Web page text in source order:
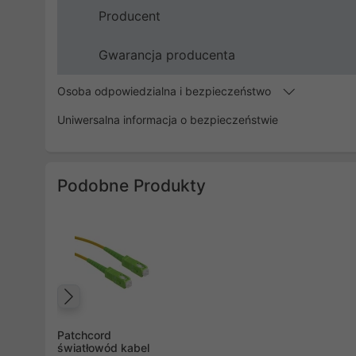
Producent
Gwarancja producenta
Osoba odpowiedzialna i bezpieczeństwo
Uniwersalna informacja o bezpieczeństwie
Podobne Produkty
Patchcord
światłowód kabel